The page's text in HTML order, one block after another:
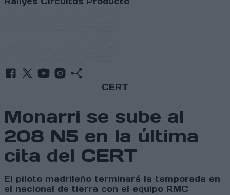
CERT
Monarri se sube al
208 N5 en la última
cita del CERT
El piloto madrileño terminará la temporada en
el nacional de tierra con el equipo RMC